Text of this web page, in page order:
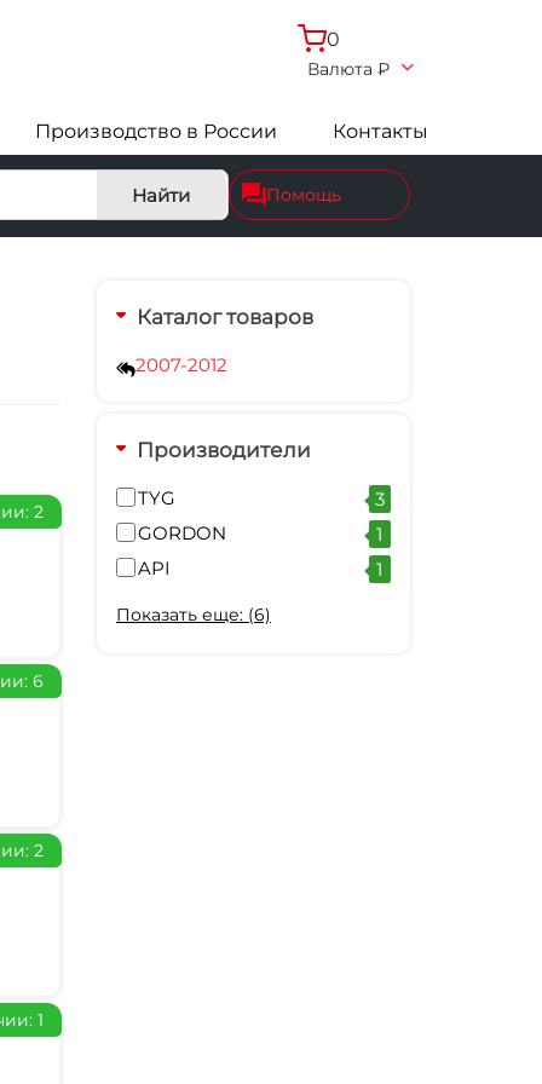
0
Валюта ₽
Производство в России Контакты
Найти Помощь
2
6
2
1
Каталог товаров
2007-2012
Производители
TYG
3
GORDON
1
API
1
Показать еще: (6)